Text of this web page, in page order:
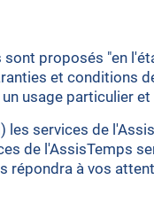
proposés "en
et conditions
usage particulier
les services de
de l'AssisTemps
à vos